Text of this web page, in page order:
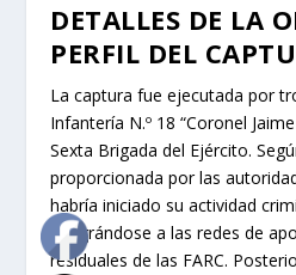
DETALLES DE LA
PERFIL DEL
La captura fue ejecutada por
Infantería N.º 18 “Coronel
Sexta Brigada del Ejército.
proporcionada por las
habría iniciado su actividad
integrándose a las redes de
residuales de las FARC.